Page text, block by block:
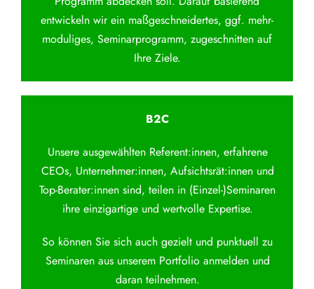
entwickeln wir ein maßgeschneidertes, ggf. mehr-
moduliges, Seminarprogramm, zugeschnitten auf
Ihre Ziele.
B2C
Unsere ausgewählten Referent:innen, erfahrene
CEOs, Unternehmer:innen, Aufsichtsrät:innen und
Top-Berater:innen sind, teilen in (Einzel-)Seminaren
ihre einzigartige und wertvolle Expertise.
So können Sie sich auch gezielt und punktuell zu
Seminaren aus unserem Portfolio anmelden und
daran teilnehmen.